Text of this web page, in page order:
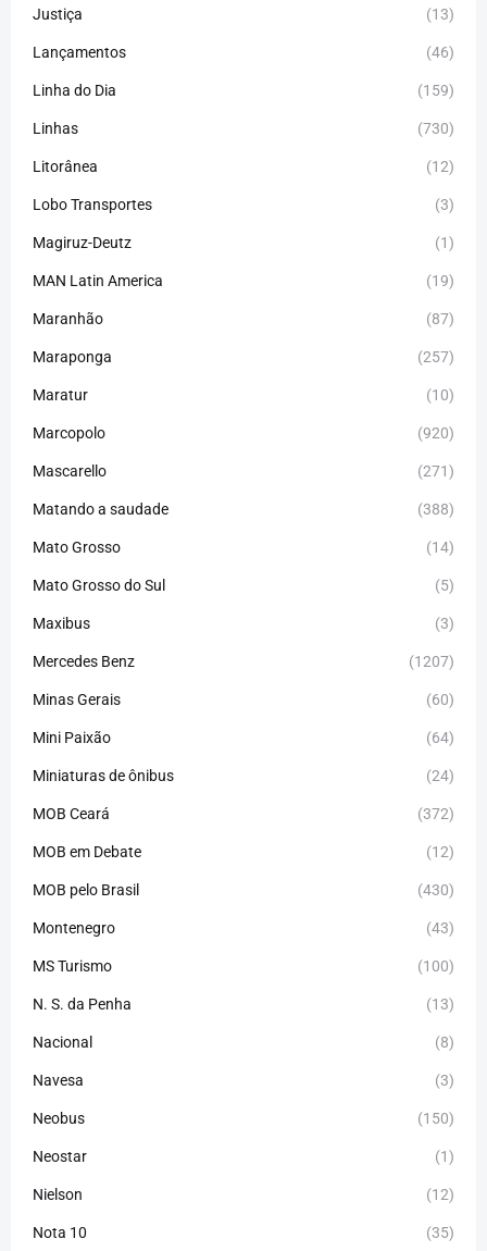
Justiça (13)
Lançamentos (46)
Linha do Dia (159)
Linhas (730)
Litorânea (12)
Lobo Transportes (3)
Magiruz-Deutz (1)
MAN Latin America (19)
Maranhão (87)
Maraponga (257)
Maratur (10)
Marcopolo (920)
Mascarello (271)
Matando a saudade (388)
Mato Grosso (14)
Mato Grosso do Sul (5)
Maxibus (3)
Mercedes Benz (1207)
Minas Gerais (60)
Mini Paixão (64)
Miniaturas de ônibus (24)
MOB Ceará (372)
MOB em Debate (12)
MOB pelo Brasil (430)
Montenegro (43)
MS Turismo (100)
N. S. da Penha (13)
Nacional (8)
Navesa (3)
Neobus (150)
Neostar (1)
Nielson (12)
Nota 10 (35)